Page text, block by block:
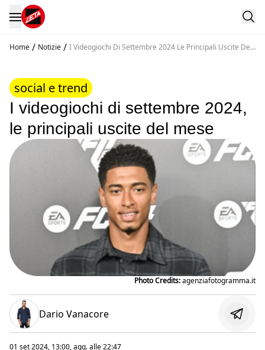
Home / Notizie / I Videogiochi Di Settembre 2024 Le Principali Uscite Del
social e trend
I videogiochi di settembre 2024,
le principali uscite del mese
Photo Credits:agenziafotogramma.it
Dario Vanacore
01 set 2024, 13:00, agg. alle22:47